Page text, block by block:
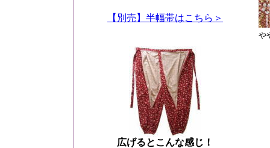
【別売】半幅帯はこちら＞
広げるとこんな感じ！
や